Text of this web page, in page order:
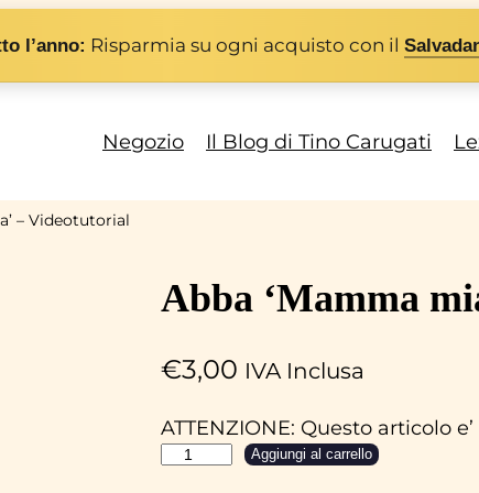
l’anno: Risparmia su ogni acquisto con il
Negozio Il Blog di Tino Carugati
– Videotutorial
Abba ‘Mamma
€3,00 IVA Inclusa
ATTENZIONE: Questo articolo
Aggiungi al carrello